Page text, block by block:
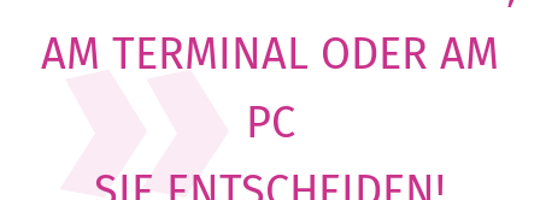
AM TERMINAL ODER AM
PC